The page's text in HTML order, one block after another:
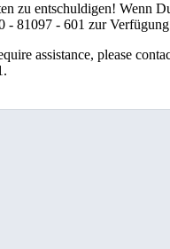
zu entschuldigen! Wenn
- 81097 - 601 zur
assistance, please